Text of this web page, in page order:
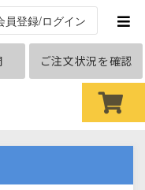
員登録/ログイン
ご注文状況を確認